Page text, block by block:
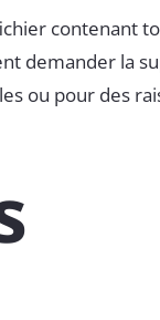
contenant
demander la
ou pour des